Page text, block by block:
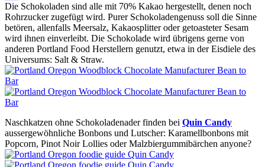
Die Schokoladen sind alle mit 70% Kakao hergestellt, denen noch
Rohrzucker zugefügt wird. Purer Schokoladengenuss soll die Sinne
betören, allenfalls Meersalz, Kakaosplitter oder getoasteter Sesam
wird ihnen einverleibt. Die Schokolade wird übrigens gerne von
anderen Portland Food Herstellern genutzt, etwa in der Eisdiele des
Universums: Salt & Straw.
Naschkatzen ohne Schokoladenader finden bei Quin Candy
aussergewöhnliche Bonbons und Lutscher: Karamellbonbons mit
Popcorn, Pinot Noir Lollies oder Malzbiergummibärchen anyone?